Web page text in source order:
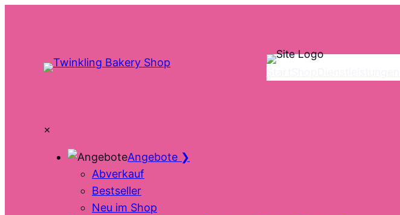
×
Angebote ❯
Abverkauf
Bestseller
Neu im Shop